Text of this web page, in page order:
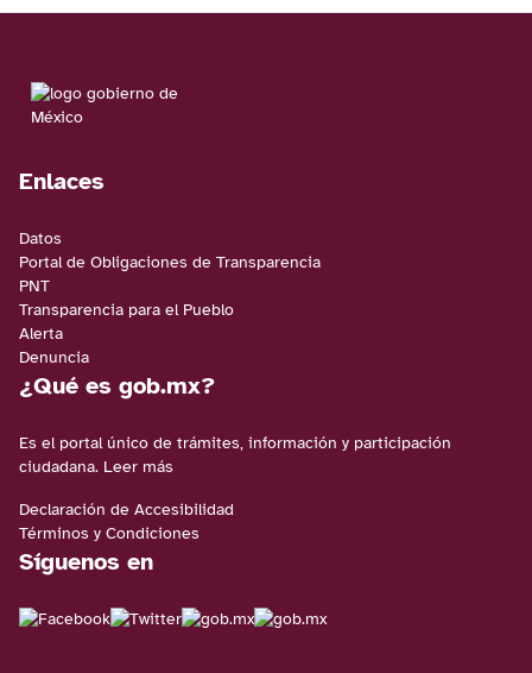
Enlaces
Datos
Portal de Obligaciones de Transparencia
PNT
Transparencia para el Pueblo
Alerta
Denuncia
¿Qué es gob.mx?
Es el portal único de trámites, información y participación
ciudadana. Leer más
Declaración de Accesibilidad
Términos y Condiciones
Síguenos en